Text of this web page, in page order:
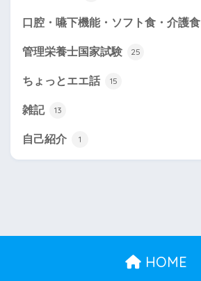
口腔・嚥下機能・ソフト食・介護食
管理栄養士国家試験 25
ちょっとエエ話 15
雑記 13
自己紹介 1
HOME